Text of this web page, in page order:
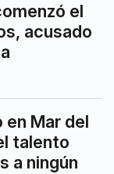
el
acusado
en Mar del
talento
a ningún